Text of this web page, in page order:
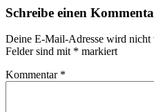
Schreibe einen
Deine E-Mail-Adresse wird nicht
Felder sind mit * markiert
Kommentar *